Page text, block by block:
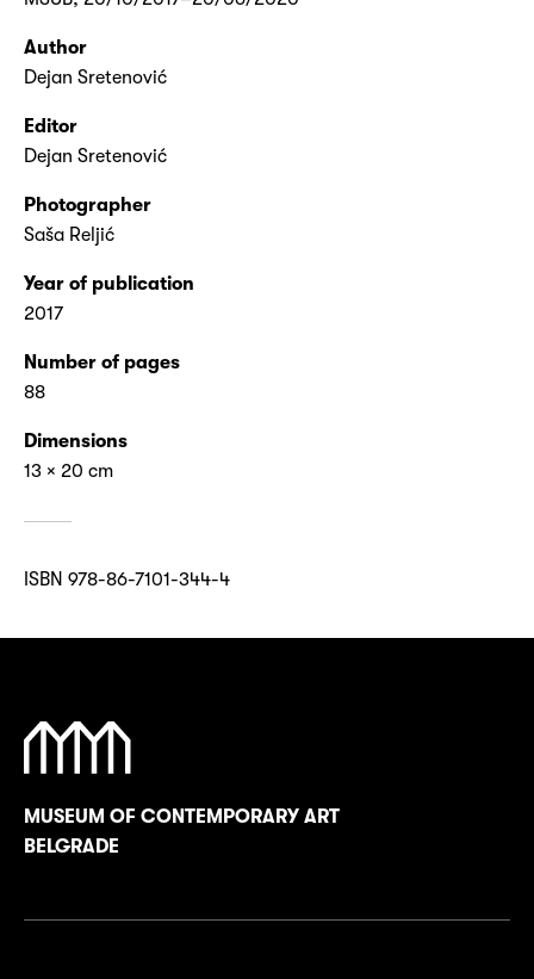
Author
Dejan Sretenović
Editor
Dejan Sretenović
Photographer
Saša Reljić
Year of publication
2017
Number of pages
88
Dimensions
13 × 20 cm
ISBN 978-86-7101-344-4
MUSEUM OF CONTEMPORARY ART
BELGRADE